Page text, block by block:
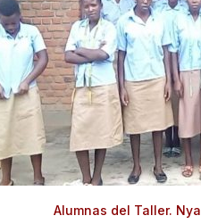
Alumnas del Taller.